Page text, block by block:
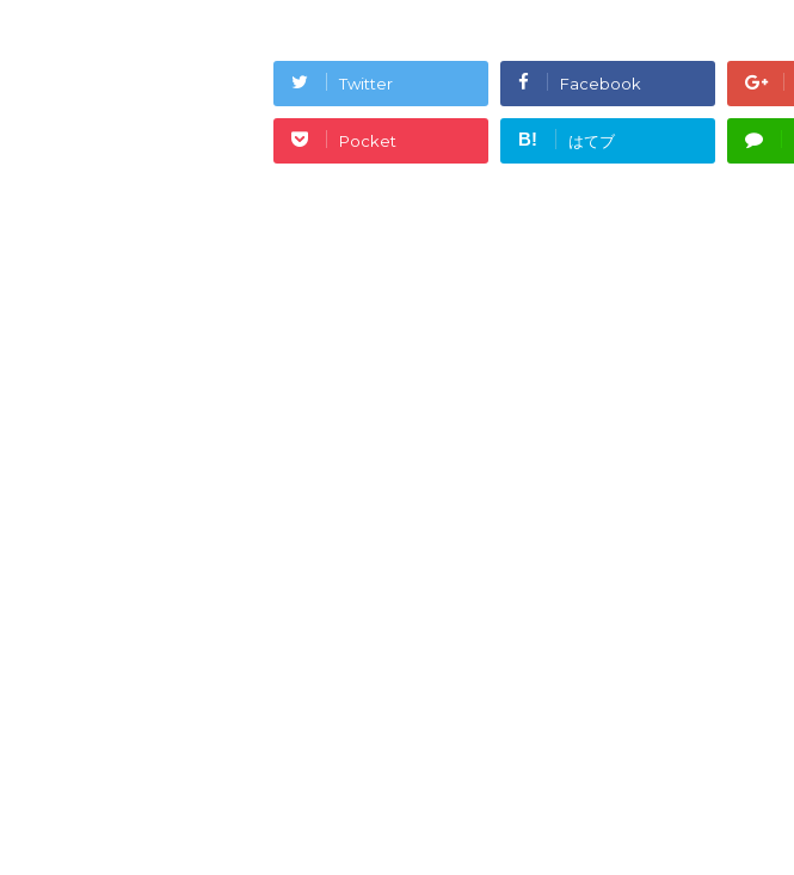
Twitter Facebook
Pocket B! はてブ